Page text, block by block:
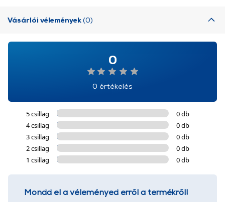
Vásárlói vélemények(0)
0
0 értékelés
5 csillag
0 db
4 csillag
0 db
3 csillag
0 db
2 csillag
0 db
1 csillag
0 db
Mondd el a véleményed erről a termékről!